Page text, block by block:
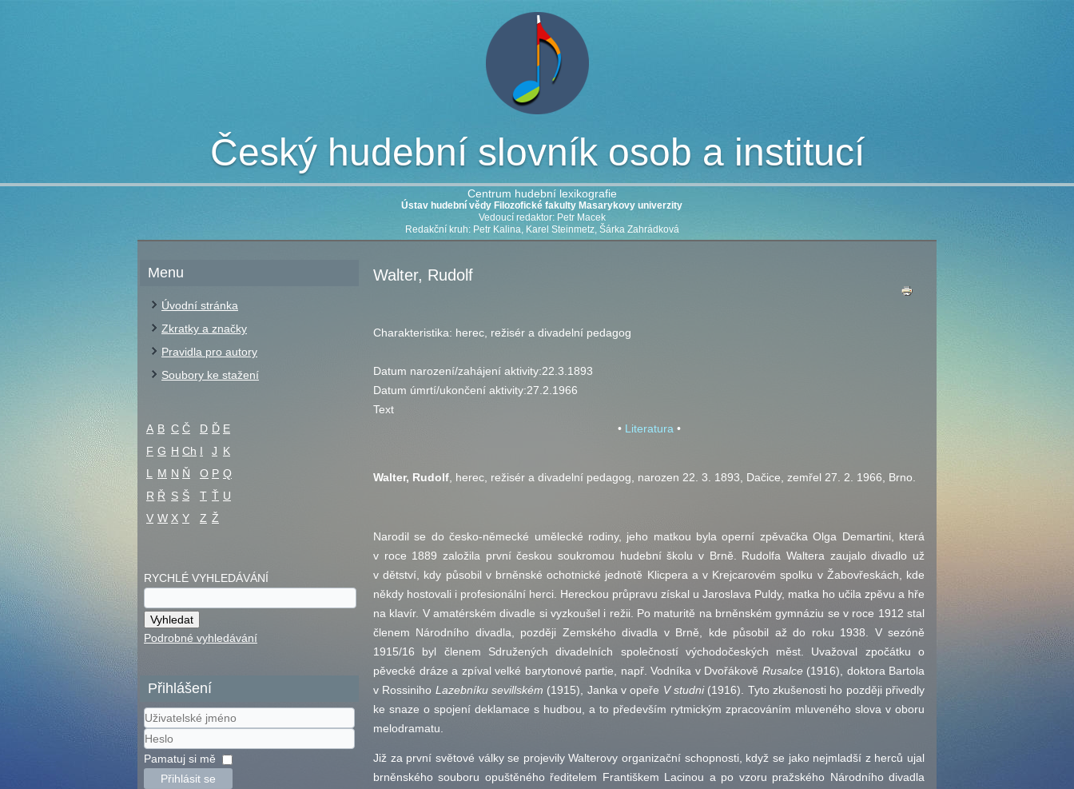
Český hudební slovník osob a institucí
Centrum hudební lexikografie
Ústav hudební vědy Filozofické fakulty Masarykovy univerzity
Vedoucí redaktor: Petr Macek
Redakční kruh: Petr Kalina, Karel Steinmetz, Šárka Zahrádková
Menu
Úvodní stránka
Zkratky a značky
Pravidla pro autory
Soubory ke stažení
A B C Č D Ď E
F G H Ch I J K
L
M N Ň O P Q
R Ř S Š T Ť U
V W X Y Z Ž
RYCHLÉ VYHLEDÁVÁNÍ
Podrobné vyhledávání
Přihlášení
Uživatelské
jméno
Heslo
Pamatuj si mě
Přihlásit se
Walter, Rudolf
Charakteristika: herec, režisér a divadelní pedagog
Datum narození/zahájení aktivity:22.3.1893
Datum úmrtí/ukončení aktivity:27.2.1966
Text
• Literatura •
Walter, Rudolf , herec, režisér a divadelní pedagog, narozen 22. 3. 1893, Dačice, zemřel 27. 2. 1966, Brno.
Narodil se do česko-německé umělecké rodiny, jeho matkou byla operní zpěvačka Olga Demartini, která
v roce 1889 založila první českou soukromou hudební školu v Brně. Rudolfa Waltera zaujalo divadlo už
v dětství, kdy působil v brněnské ochotnické jednotě Klicpera a v Krejcarovém spolku v Žabovřeskách, kde
někdy hostovali i profesionální herci. Hereckou průpravu získal u Jaroslava Puldy, matka ho učila zpěvu a hře
na klavír. V amatérském divadle si vyzkoušel i režii. Po maturitě na brněnském gymnáziu se v roce 1912 stal
členem Národního divadla, později Zemského divadla v Brně, kde působil až do roku 1938. V sezóně
1915/16 byl členem Sdružených divadelních společností východočeských měst. Uvažoval zpočátku o
pěvecké dráze a zpíval velké barytonové partie, např. Vodníka v Dvořákově Rusalce(1916), doktora Bartola
v Rossiniho Lazebníku sevillském (1915), Janka v opeře V studni(1916). Tyto zkušenosti ho později přivedly
ke snaze o spojení deklamace s hudbou, a to především rytmickým zpracováním mluveného slova v oboru
melodramatu.
Již za první světové války se projevily Walterovy organizační schopnosti, když se jako nejmladší z herců ujal
brněnského souboru opuštěného ředitelem Františkem Lacinou a po vzoru pražského Národního divadla